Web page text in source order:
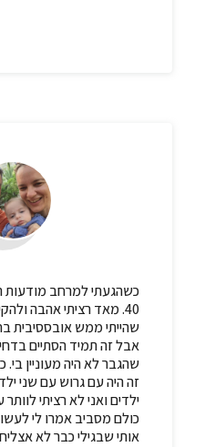
כשהגעתי למרחב מודעות
40. מאד רציתי אהבה
שהייתי ממש אובססיבית
אבל זה תמיד הסתיים
שהגבר לא היה מעוניין
זה היה עם גרוש עם שני
ילדים ואני לא רציתי
כולם מסביב אמרו לי
אותי שבגילי כבר לא